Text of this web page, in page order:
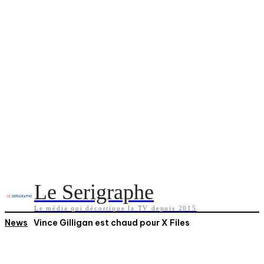
Le Serigraphe
Le média qui décortique la TV depuis 2015
News Vince Gilligan est chaud pour X Files